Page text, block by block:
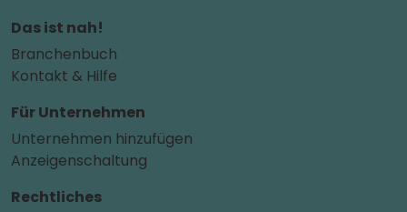
Das ist nah!
Branchenbuch
Kontakt & Hilfe
Für Unternehmen
Unternehmen hinzufügen
Anzeigenschaltung
Rechtliches